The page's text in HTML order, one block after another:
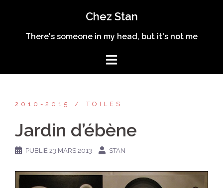
contenu
Chez Stan
There's someone in my head, but it's not me
2010-2015 TOILES
Jardin d’ébène
PUBLIÉ 23 MARS 2013 STAN